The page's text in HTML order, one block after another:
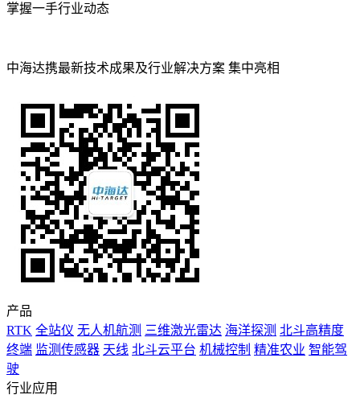
掌握一手行业动态
中海达携最新技术成果及行业解决方案 集中亮相
产品
RTK 全站仪 无人机航测 三维激光雷达 海洋探测 北斗高精度
终端 监测传感器 天线 北斗云平台 机械控制 精准农业 智能驾
驶
行业应用